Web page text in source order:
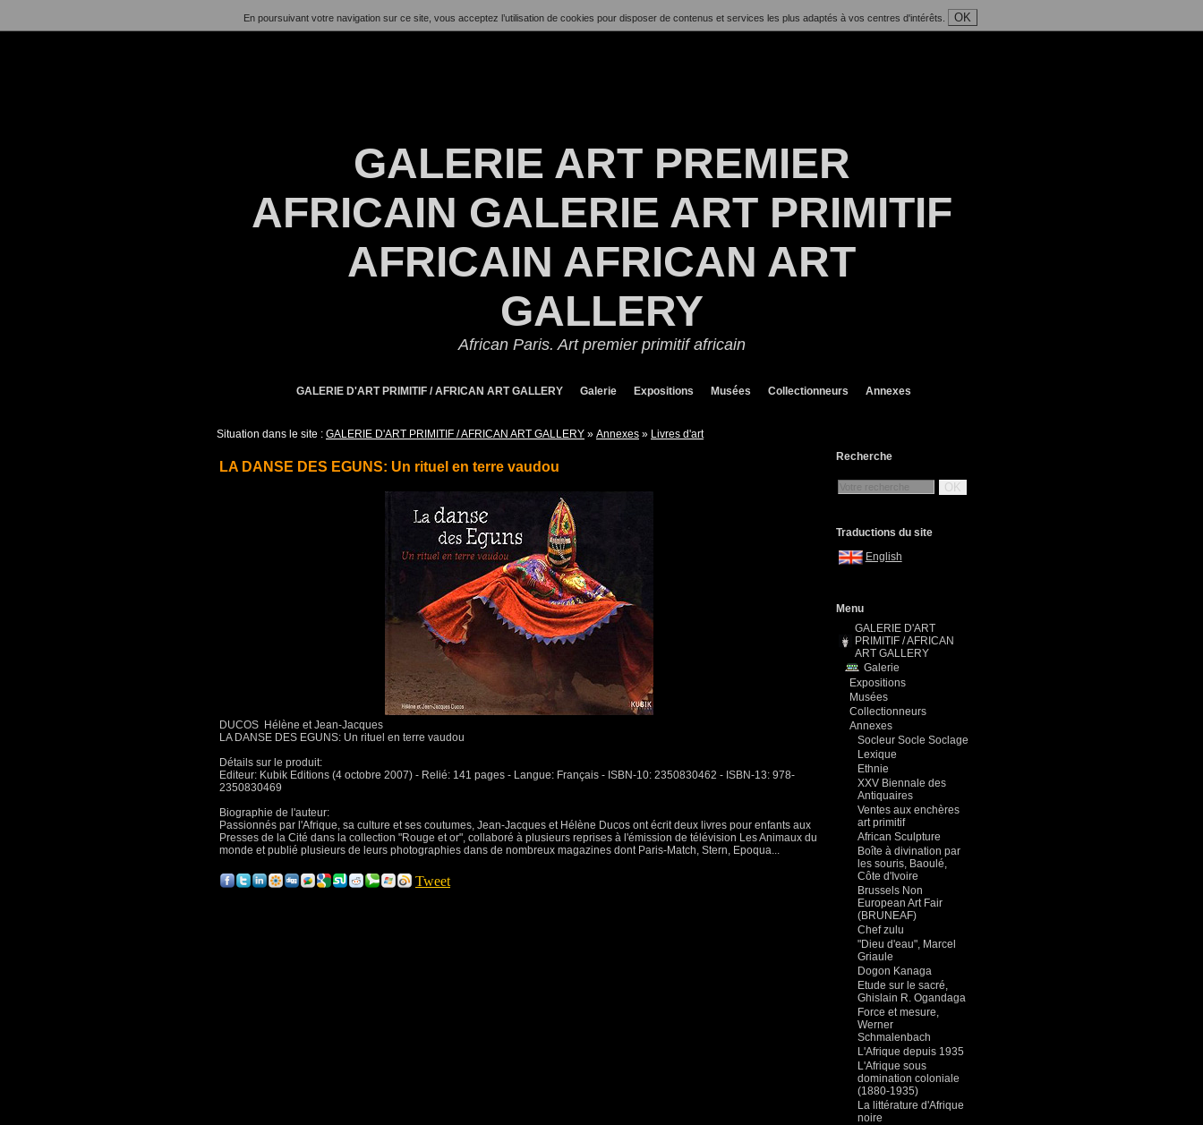
En poursuivant votre navigation sur ce site, vous acceptez l’utilisation de cookies pour disposer de contenus et services les plus adaptés à vos centres d'intérêts. OK
GALERIE ART PREMIER
AFRICAIN GALERIE ART PRIMITIF
AFRICAIN AFRICAN ART
GALLERY
African Paris. Art premier primitif africain
GALERIE D'ART PRIMITIF / AFRICAN ART GALLERY Galerie Expositions Musées Collectionneurs Annexes
Situation dans le site : GALERIE D'ART PRIMITIF / AFRICAN ART GALLERY » Annexes » Livres d'art
LA DANSE DES EGUNS: Un rituel en terre vaudou
DUCOS Hélène et Jean-Jacques
LA DANSE DES EGUNS: Un rituel en terre vaudou
Détails sur le produit:
Editeur: Kubik Editions (4 octobre 2007) - Relié: 141 pages - Langue: Français - ISBN-10: 2350830462 - ISBN-13: 978-
2350830469
Biographie de l'auteur:
Passionnés par l'Afrique, sa culture et ses coutumes, Jean-Jacques et Hélène Ducos ont écrit deux livres pour enfants aux
Presses de la Cité dans la collection "Rouge et or", collaboré à plusieurs reprises à l'émission de télévision Les Animaux du
monde et publié plusieurs de leurs photographies dans de nombreux magazines dont Paris-Match, Stern, Epoqua...
Tweet
Recherche
OK
Traductions du site
English
Menu
GALERIE D'ART
PRIMITIF / AFRICAN
ART GALLERY
Galerie
Expositions
Musées
Collectionneurs
Annexes
Socleur Socle Soclage
Lexique
Ethnie
XXV Biennale des
Antiquaires
Ventes aux enchères
art primitif
African Sculpture
Boîte à divination par
les souris, Baoulé,
Côte d'Ivoire
Brussels Non
European Art Fair
(BRUNEAF)
Chef zulu
"Dieu d'eau", Marcel
Griaule
Dogon Kanaga
Etude sur le sacré,
Ghislain R. Ogandaga
Force et mesure,
Werner
Schmalenbach
L'Afrique depuis 1935
L'Afrique sous
domination coloniale
(1880-1935)
La littérature d'Afrique
noire